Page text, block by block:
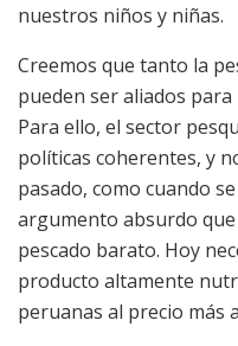
nuestros niños y niñas.
Creemos que tanto la
pueden ser aliados
Para ello, el sector
políticas coherentes, y
pasado, como cuando
argumento absurdo
pescado barato. Hoy
producto altamente
peruanas al precio más